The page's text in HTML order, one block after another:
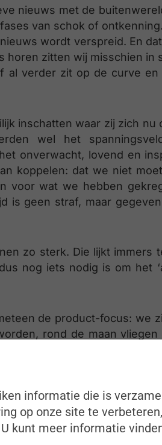
nieuws met de
van schok of
wordt verspreid. En
zitten wij misschien in
al verder zit op de curve en
inschatten waar zij zich nu
wel het
onverwacht, lovend en
koppelen: dat we niet
voor wat we hebben
is geen straf, maar
zo sterk. Die lijkt immers
nog iets nodig is om het
de product-focus: we
rond de maan
focus maakt ongelukkig
als het doel wél
of worstelen met het
focus. Het kan immers erg
informatie die is
op onze site te
kunt meer informatie